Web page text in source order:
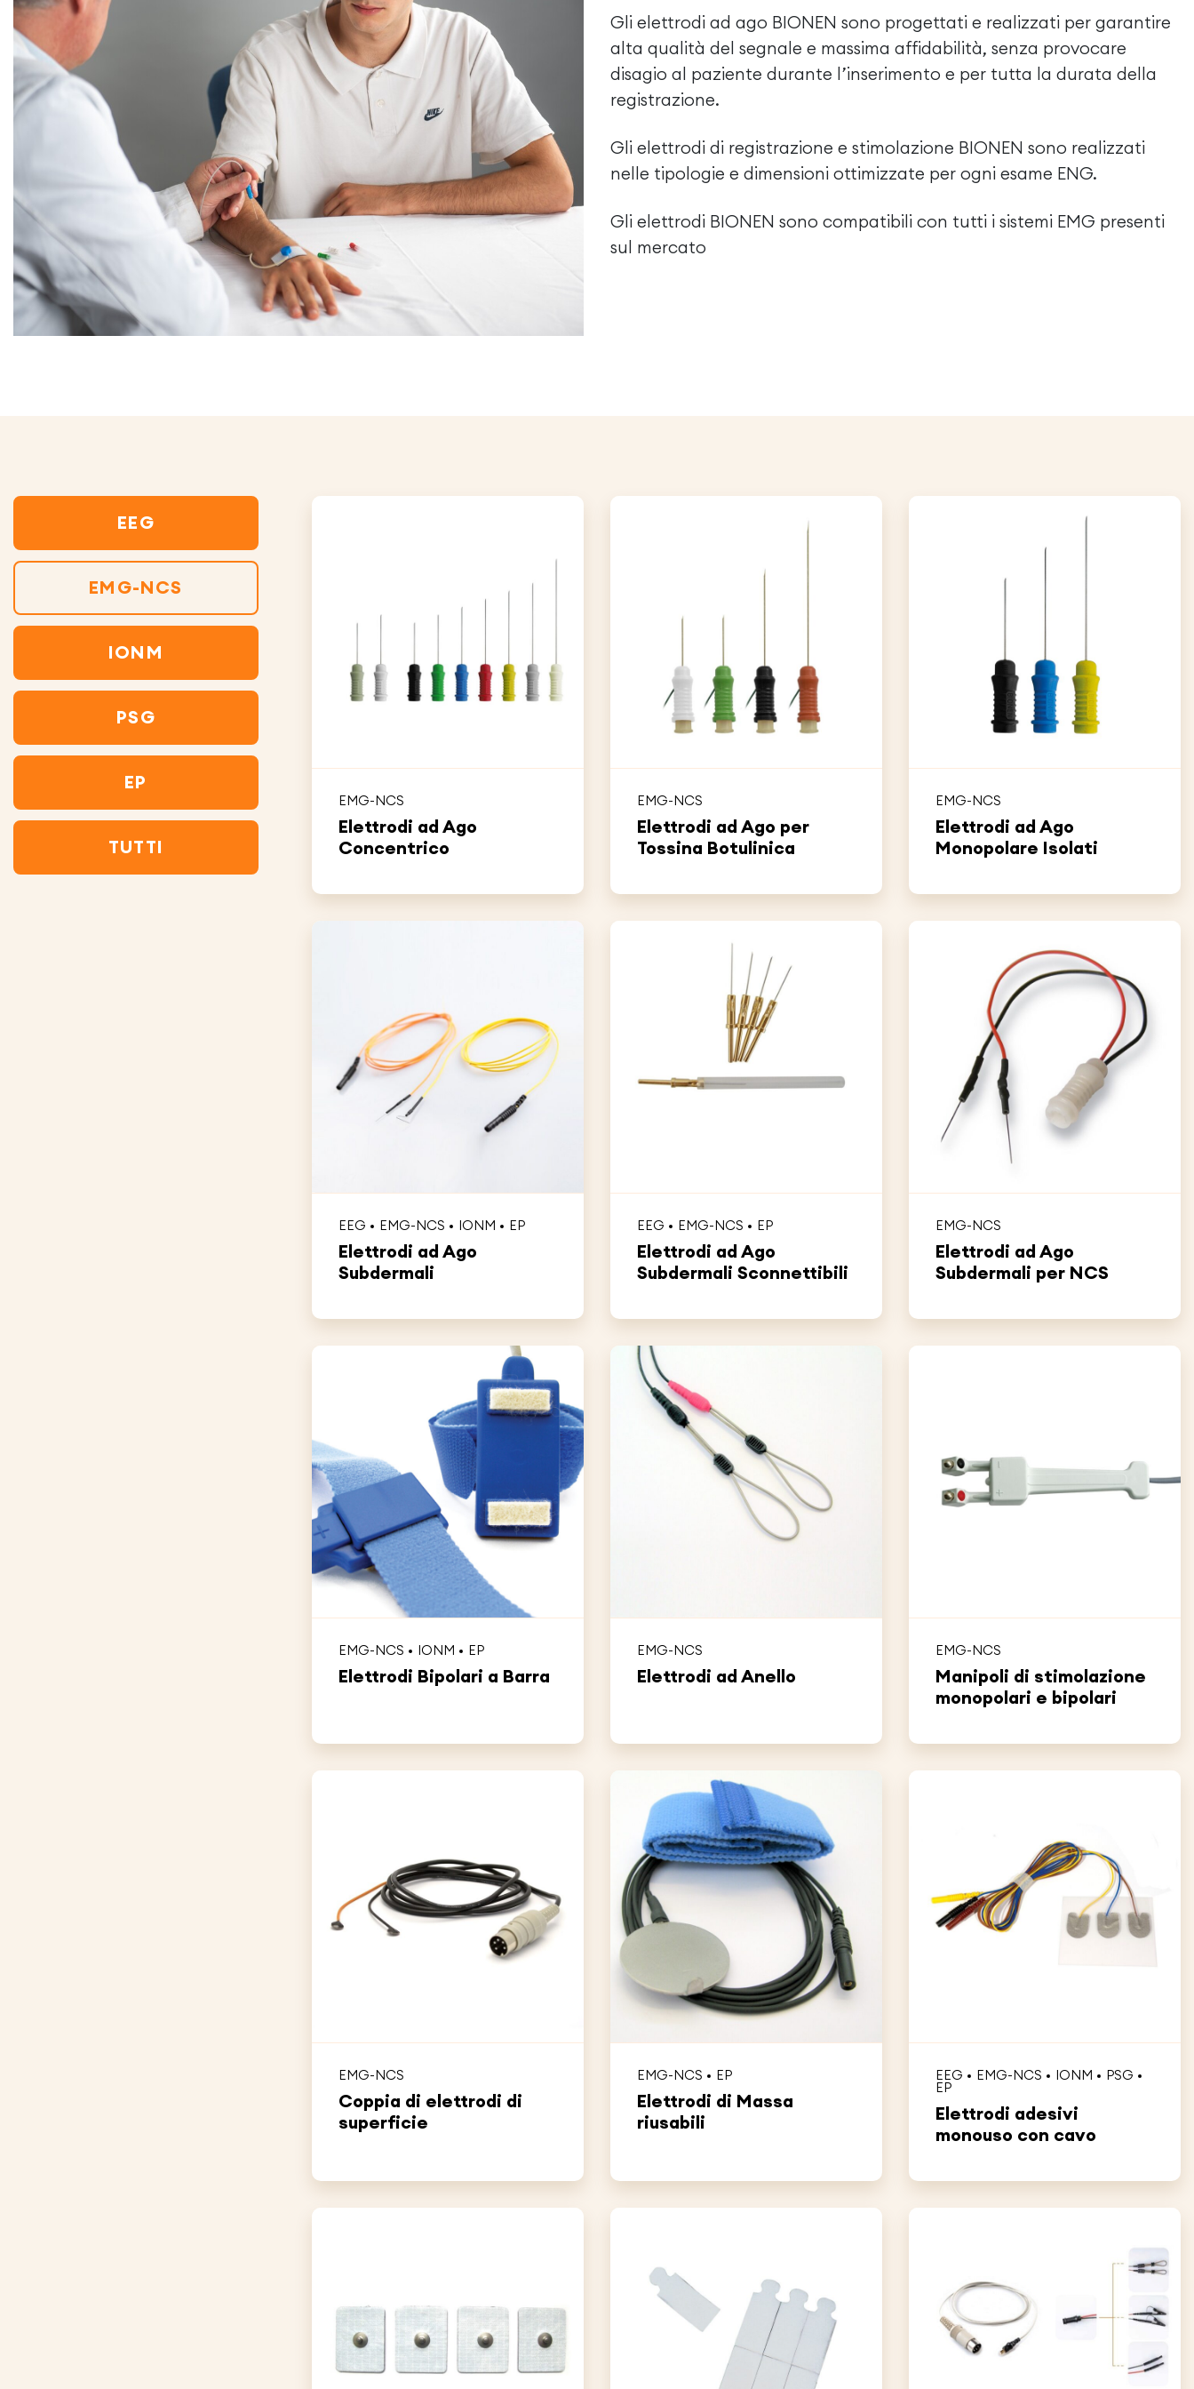
Gli elettrodi ad ago BIONEN sono progettati e realizzati per garantire
alta qualità del segnale e massima affidabilità, senza provocare
disagio al paziente durante l’inserimento e per tutta la durata della
registrazione.
Gli elettrodi di registrazione e stimolazione BIONEN sono realizzati
nelle tipologie e dimensioni ottimizzate per ogni esame ENG.
Gli elettrodi BIONEN sono compatibili con tutti i sistemi EMG presenti
sul mercato
EEG
EMG-NCS
IONM
PSG
EP
TUTTI
EMG-NCS
Elettrodi ad Ago
Concentrico
EMG-NCS
Elettrodi ad Ago per
Tossina Botulinica
EMG-NCS
Elettrodi ad Ago
Monopolare Isolati
EEG EMG-NCS IONM EP
Elettrodi ad Ago
Subdermali
EEG EMG-NCS EP
Elettrodi ad Ago
Subdermali Sconnettibili
EMG-NCS
Elettrodi ad Ago
Subdermali per NCS
EMG-NCS IONM EP
Elettrodi Bipolari a Barra
EMG-NCS
Elettrodi ad Anello
EMG-NCS
Manipoli di stimolazione
monopolari e bipolari
EMG-NCS
Coppia di elettrodi di
superficie
EMG-NCS EP
Elettrodi di Massa
riusabili
EEG EMG-NCS IONM PSG
EP
Elettrodi adesivi
monouso con cavo